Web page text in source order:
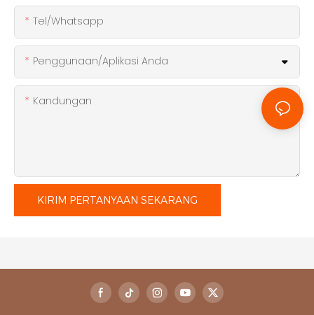
Tel/whatsapp
Penggunaan/Aplikasi Anda
Kandungan
KIRIM PERTANYAAN SEKARANG